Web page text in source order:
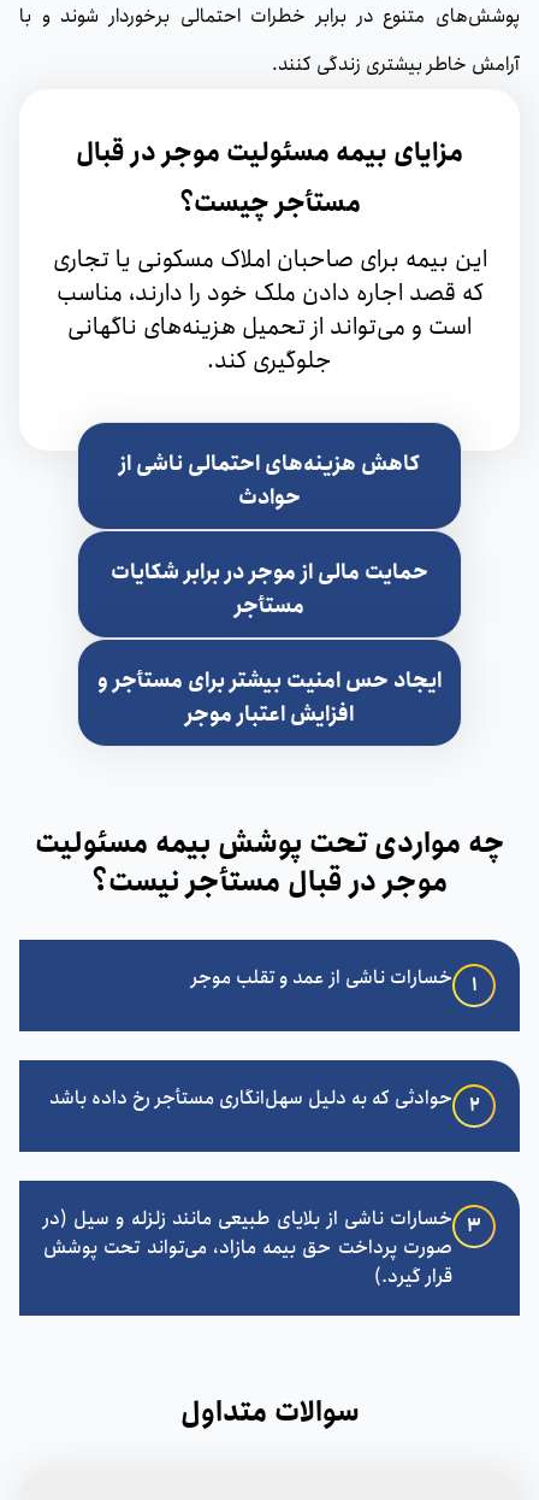
پوشش‌های متنوع در برابر خطرات احتمالی برخوردار شوند و با
آرامش خاطر بیشتری زندگی کنند.
مزایای بیمه مسئولیت موجر در قبال
مستأجر چیست؟
این بیمه برای صاحبان املاک مسکونی یا تجاری
که قصد اجاره دادن ملک خود را دارند، مناسب
است و می‌تواند از تحمیل هزینه‌های ناگهانی
جلوگیری کند.
کاهش هزینه‌های احتمالی ناشی از
حوادث
حمایت مالی از موجر در برابر شکایات
مستأجر
ایجاد حس امنیت بیشتر برای مستأجر و
افزایش اعتبار موجر
چه مواردی تحت پوشش بیمه مسئولیت
موجر در قبال مستأجر نیست؟
1 خسارات ناشی از عمد و تقلب موجر
2 حوادثی که به دلیل سهل‌انگاری مستأجر رخ داده باشد
3 خسارات ناشی از بلایای طبیعی مانند زلزله و سیل (در
صورت پرداخت حق بیمه مازاد، می‌تواند تحت پوشش
قرار گیرد.)
سوالات متداول